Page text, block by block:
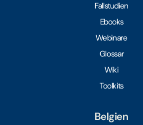
Fallstudien
Ebooks
Webinare
Glossar
Wiki
Toolkits
Belgien